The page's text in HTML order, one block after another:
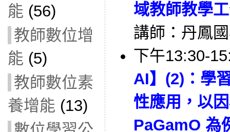
能 (56)
教師數位增
能 (5)
教師數位素
養增能 (13)
域教師教學
講師：丹鳳
下午13:30-
AI】(2)：學
性應用，以
PaGamO 為